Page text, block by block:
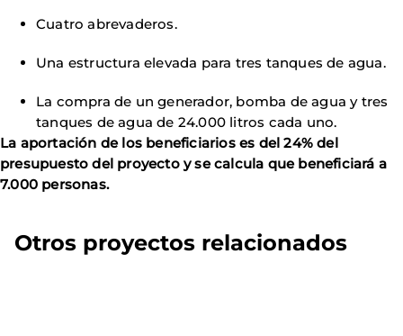
Cuatro abrevaderos.
Una estructura elevada para tres tanques de agua.
La compra de un generador, bomba de agua y tres
tanques de agua de 24.000 litros cada uno.
La aportación de los beneficiarios es del 24% del
presupuesto del proyecto y se calcula que beneficiará a
7.000 personas.
Otros proyectos relacionados